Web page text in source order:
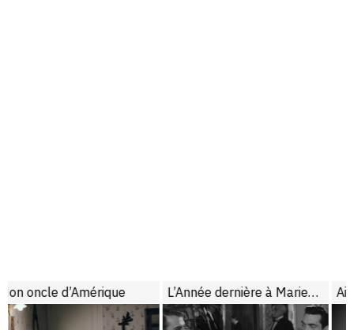
L’Année dernière à Marienbad Aimer, boire et